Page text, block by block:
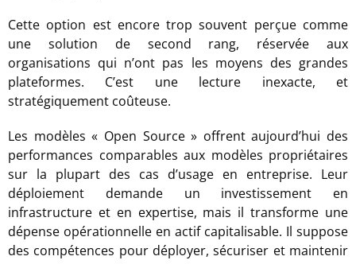
Cette option est encore trop souvent perçue comme
une solution de second rang, réservée aux
organisations qui n’ont pas les moyens des grandes
plateformes. C’est une lecture inexacte, et
stratégiquement coûteuse.
Les modèles « Open Source » offrent aujourd’hui des
performances comparables aux modèles propriétaires
sur la plupart des cas d’usage en entreprise. Leur
déploiement demande un investissement en
infrastructure et en expertise, mais il transforme une
dépense opérationnelle en actif capitalisable. Il suppose
des compétences pour déployer, sécuriser et maintenir